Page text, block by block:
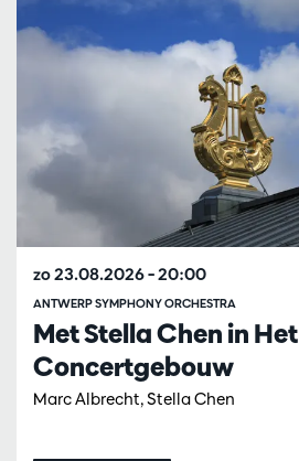
Met Stella Chen in Het
Concertgebouw
Marc Albrecht, Stella Chen
ANTWERP SYMPHONY ORCHESTRA
zo 23.08.2026– 20:00